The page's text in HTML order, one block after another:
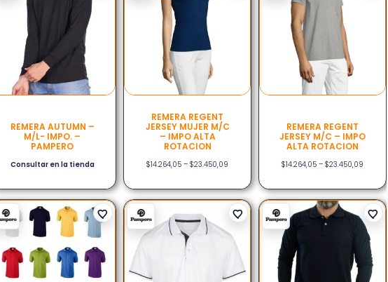
REMERA AUTUMN –
M/L- IMPO. –
PAMPERO
Consultar en la tienda
REMERA REGENT
JERSEY MUJER M/C
– IMPO ALTA
ROTACION
$14.264,05 – $23.450,09
REMERA REGENT
JERSEY M/C – IMPO
ALTA ROTACION
$14.264,05 – $23.450,09